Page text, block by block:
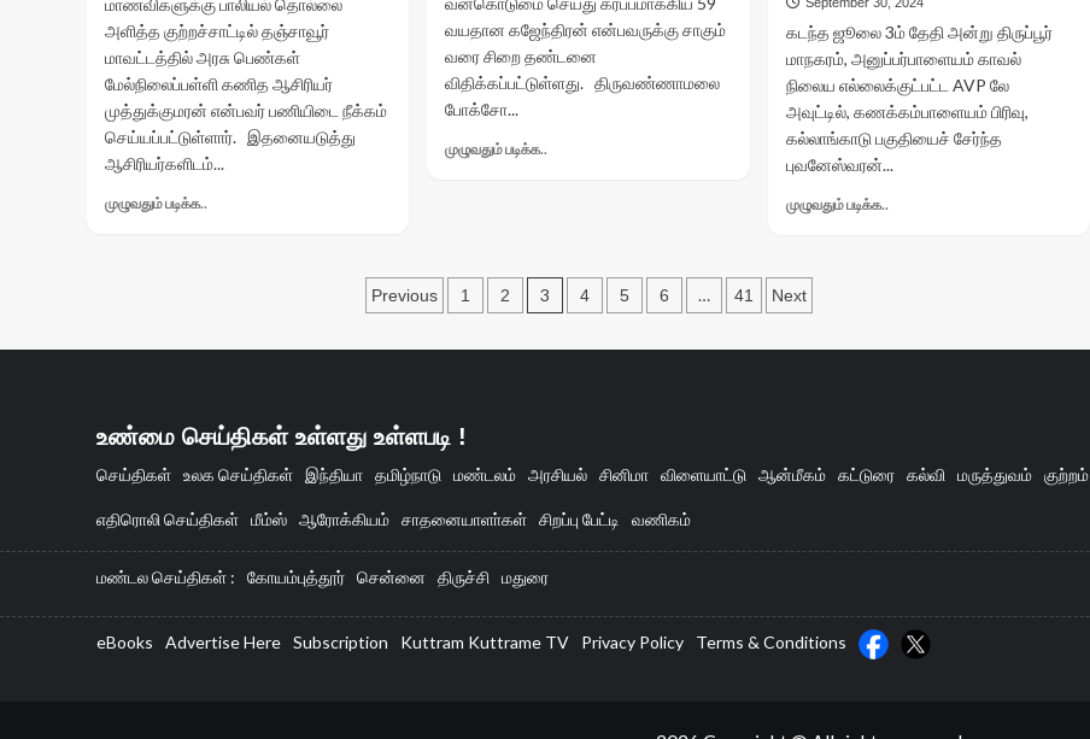
மாணவிகளுக்கு பாலியல் தொல்லை
அளித்த குற்றச்சாட்டில் தஞ்சாவூர்
மாவட்டத்தில் அரசு பெண்கள்
மேல்நிலைப்பள்ளி கணித ஆசிரியர்
முத்துக்குமரன் என்பவர் பணியிடை நீக்கம்
செய்யப்பட்டுள்ளார். இதனையடுத்து
ஆசிரியர்களிடம்...
முழுவதும் படிக்க..
வயதான கஜேந்திரன் என்பவருக்கு சாகும்
வரை சிறை தண்டனை
விதிக்கப்பட்டுள்ளது. திருவண்ணாமலை
போக்சோ...
முழுவதும் படிக்க..
சாகும்
வரை
தண்டனை..!
கடந்த ஜூலை 3ம் தேதி அன்று திருப்பூர்
மாநகரம், அனுப்பர்பாளையம் காவல்
நிலைய எல்லைக்குட்பட்ட AVP லே
அவுட்டில், கணக்கம்பாளையம் பிரிவு,
கல்லாங்காடு பகுதியைச் சேர்ந்த
புவனேஸ்வரன்...
முழுவதும் படிக்க..
சிறையிலடைக்க
Posts
Previous 1 2 3 4 5 6 … 41 Next
உண்மை செய்திகள் உள்ளது உள்ளபடி !
செய்திகள் உலக செய்திகள் இந்தியா தமிழ்நாடு மண்டலம் அரசியல் சினிமா விளையாட்டு ஆன்மீகம் கட்டுரை கல்வி மருத்துவம் குற்றம்
எதிரொலி செய்திகள் மீம்ஸ் ஆரோக்கியம் சாதனையாளா்கள் சிறப்பு பேட்டி வணிகம்
மண்டல செய்திகள் : கோயம்புத்தூர் சென்னை திருச்சி மதுரை
eBooks Advertise Here Subscription Kuttram Kuttrame TV Privacy Policy Terms & Conditions